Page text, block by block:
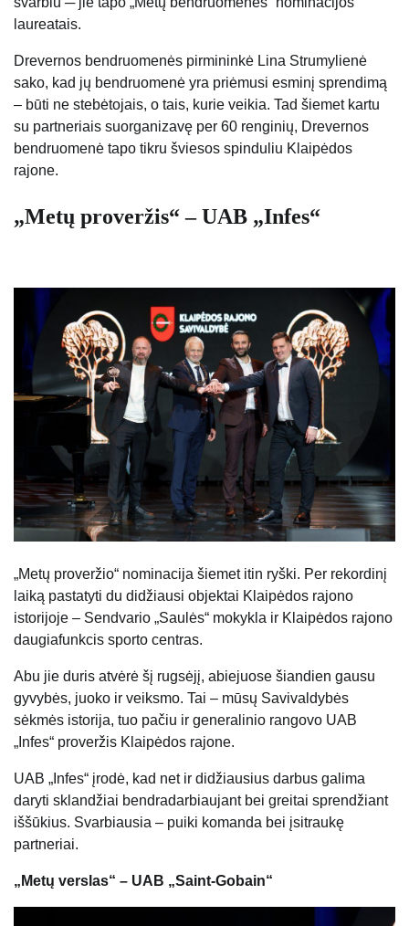
laureatais.
Drevernos bendruomenės pirmininkė Lina Strumylienė
sako, kad jų bendruomenė yra priėmusi esminį sprendimą
– būti ne stebėtojais, o tais, kurie veikia. Tad šiemet kartu
su partneriais suorganizavę per 60 renginių, Drevernos
bendruomenė tapo tikru šviesos spinduliu Klaipėdos
rajone.
„Metų proveržis“ – UAB „Infes“
„Metų proveržio“ nominacija šiemet itin ryški. Per rekordinį
laiką pastatyti du didžiausi objektai Klaipėdos rajono
istorijoje – Sendvario „Saulės“ mokykla ir Klaipėdos rajono
daugiafunkcis sporto centras.
Abu jie duris atvėrė šį rugsėjį, abiejuose šiandien gausu
gyvybės, juoko ir veiksmo. Tai – mūsų Savivaldybės
sėkmės istorija, tuo pačiu ir generalinio rangovo UAB
„Infes“ proveržis Klaipėdos rajone.
UAB „Infes“ įrodė, kad net ir didžiausius darbus galima
daryti sklandžiai bendradarbiaujant bei greitai sprendžiant
iššūkius. Svarbiausia – puiki komanda bei įsitraukę
partneriai.
„Metų verslas“ – UAB „Saint-Gobain“